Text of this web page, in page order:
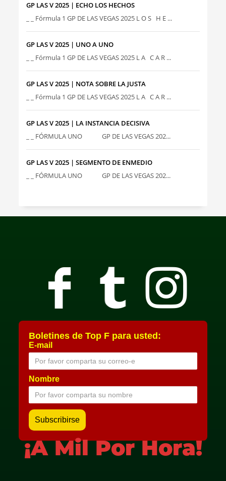
GP LAS V 2025 | ECHO LOS HECHOS
_ _ Fórmula 1 GP DE LAS VEGAS 2025 L O S H E ...
GP LAS V 2025 | UNO A UNO
_ _ Fórmula 1 GP DE LAS VEGAS 2025 L A C A R ...
GP LAS V 2025 | NOTA SOBRE LA JUSTA
_ _ Fórmula 1 GP DE LAS VEGAS 2025 L A C A R ...
GP LAS V 2025 | LA INSTANCIA DECISIVA
_ _ FÓRMULA UNO GP DE LAS VEGAS 202...
GP LAS V 2025 | SEGMENTO DE ENMEDIO
_ _ FÓRMULA UNO GP DE LAS VEGAS 202...
Boletines de Top F para usted:
E-mail
Nombre
¡A Mil Por Hora!